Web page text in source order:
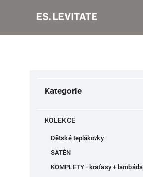
Kategorie
KOLEKCE
Dětské teplákovky
SATÉN
KOMPLETY - kraťasy + lambáda